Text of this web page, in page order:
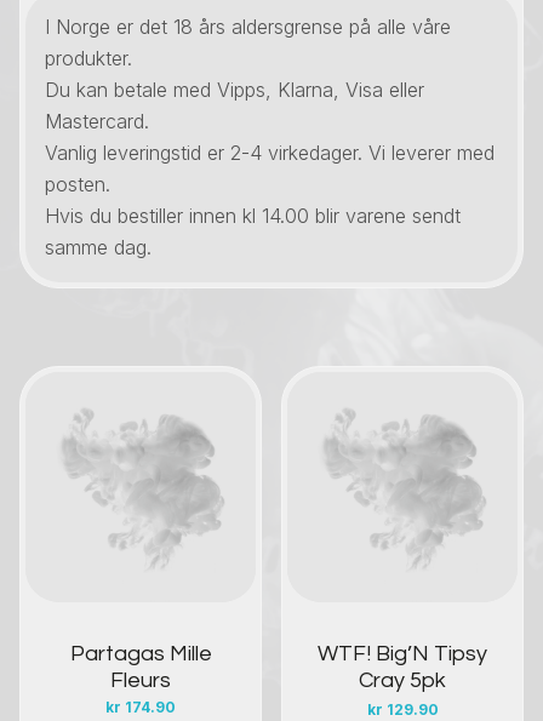
I Norge er det 18 års aldersgrense på alle våre
produkter.
Du kan betale med Vipps, Klarna, Visa eller
Mastercard.
Vanlig leveringstid er 2-4 virkedager. Vi leverer med
posten.
Hvis du bestiller innen kl 14.00 blir varene sendt
samme dag.
Partagas Mille
Fleurs
kr 174.90
Kontakt oss
WTF! Big’N Tipsy
Cray 5pk
kr 129.90
Kontakt oss